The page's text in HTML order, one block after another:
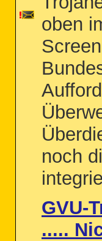
oben
noch
GVU-
.....